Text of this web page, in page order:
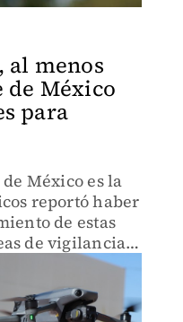
al menos
de México
para
México es la
reportó haber
de estas
de vigilancia